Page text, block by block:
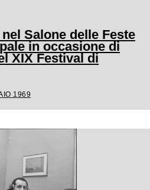
Salone delle Feste
in occasione di
XIX Festival di
1969